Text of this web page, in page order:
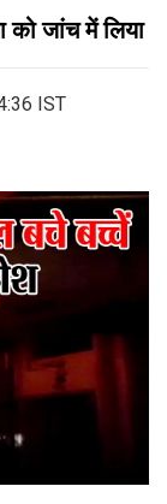
को जांच में लिया
IST